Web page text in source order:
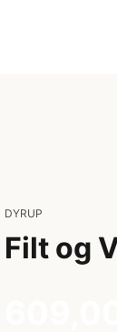
DYRUP
Filt og